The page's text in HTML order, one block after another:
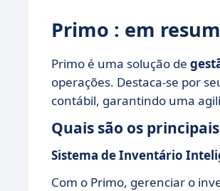
Primo : em
Primo é uma solução de
operações. Destaca-se por
contábil, garantindo uma
Quais são os
Sistema de Inventário
Com o Primo, gerenciar o